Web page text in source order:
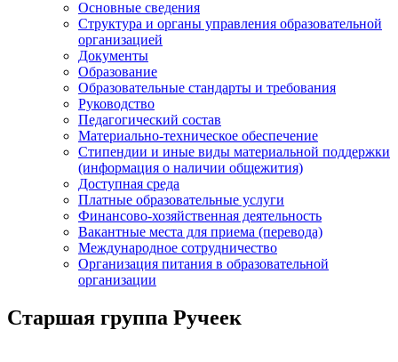
Основные сведения
Структура и органы управления образовательной
организацией
Документы
Образование
Образовательные стандарты и требования
Руководство
Педагогический состав
Материально-техническое обеспечение
Стипендии и иные виды материальной поддержки
(информация о наличии общежития)
Доступная среда
Платные образовательные услуги
Финансово-хозяйственная деятельность
Вакантные места для приема (перевода)
Международное сотрудничество
Организация питания в образовательной
организации
Старшая группа Ручеек